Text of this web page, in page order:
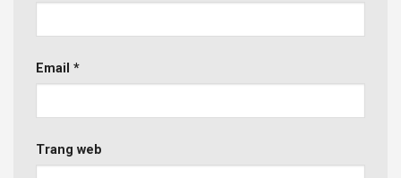
Email *
Trang web